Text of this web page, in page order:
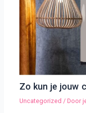
Zo kun je jouw
Uncategorized / Door